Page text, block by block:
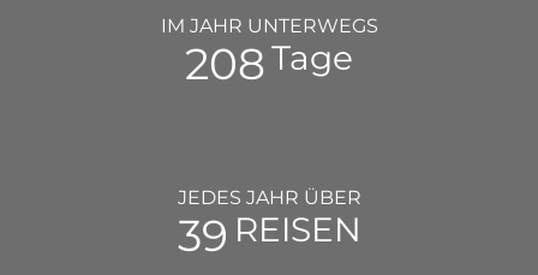
IM JAHR UNTERWEGS
268Tage
JEDES JAHR ÜBER
50 REISEN